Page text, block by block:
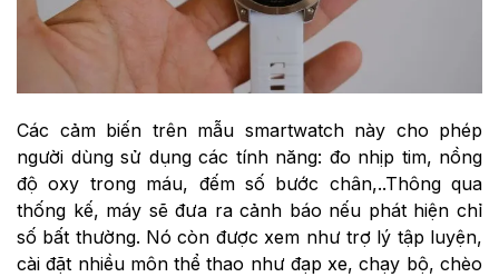
Các cảm biến trên mẫu smartwatch này cho phép
người dùng sử dụng các tính năng: đo nhịp tim, nồng
độ oxy trong máu, đếm số bước chân,..Thông qua
thống kế, máy sẽ đưa ra cảnh báo nếu phát hiện chỉ
số bất thường. Nó còn được xem như trợ lý tập luyện,
cài đặt nhiều môn thể thao như đạp xe, chạy bộ, chèo